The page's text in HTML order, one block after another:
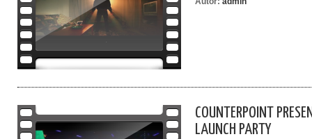
COUNTERPOINT
LAUNCH PARTY